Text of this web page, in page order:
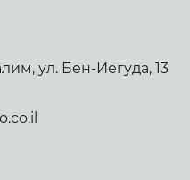
ул. Бен-Иегуда, 13